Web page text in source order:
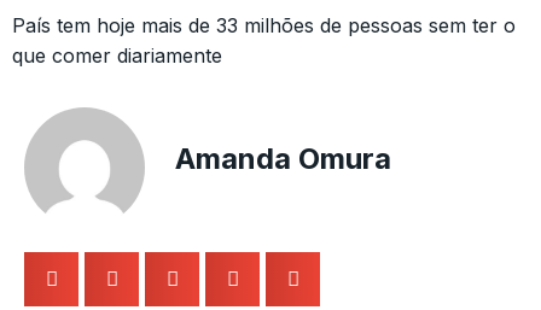
País tem hoje mais de 33 milhões de pessoas sem ter o
que comer diariamente
Amanda Omura